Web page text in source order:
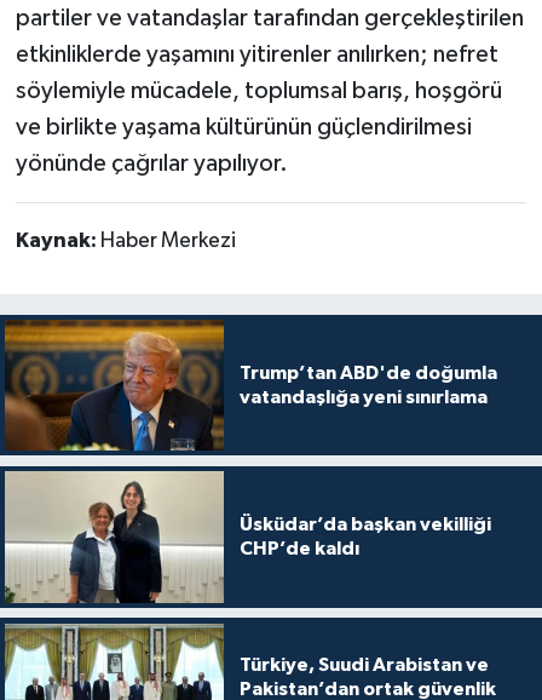
partiler ve vatandaşlar tarafından gerçekleştirilen
etkinliklerde yaşamını yitirenler anılırken; nefret
söylemiyle mücadele, toplumsal barış, hoşgörü
ve birlikte yaşama kültürünün güçlendirilmesi
yönünde çağrılar yapılıyor.
Kaynak: Haber Merkezi
Trump’tan ABD'de doğumla
vatandaşlığa yeni sınırlama
Üsküdar’da başkan vekilliği
CHP’de kaldı
Türkiye, Suudi Arabistan ve
Pakistan’dan ortak güvenlik